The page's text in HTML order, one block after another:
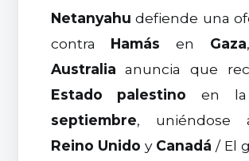
Netanyahu defiende una
contra Hamás en Gaza
Australia anuncia que
Estado palestino en
septiembre, uniéndose
Reino Unido y Canadá / El